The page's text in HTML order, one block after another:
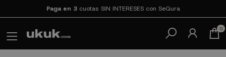
Paga en 3cuotas SIN INTERESES con SeQura
0